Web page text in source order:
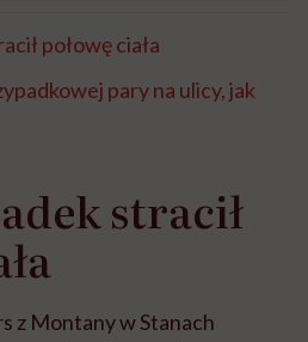
połowę ciała
pary na ulicy, jak
stracił
z Montany w Stanach